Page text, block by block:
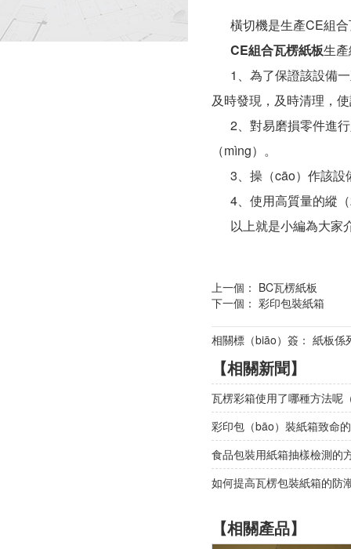
橫切機是生產CE組合
CE組合瓦楞紙板生
1、為了保證該設備一
及時發現，及時清理，
2、對易磨損零件進行
（mìng）。
3、操（cāo）作該設
4、使用高質量的縱（
以上就是小編為大家
上一個： BC瓦楞紙板
下一個： 彩印包裝紙箱
相關標（biāo）簽： 紙板係
【相關新聞】
瓦楞彩箱使用了哪種方法呢
彩印包（bāo）裝紙箱致命
食品包裝用紙箱抽樣檢測的
如何提高瓦楞包裝紙箱的防
【相關產品】